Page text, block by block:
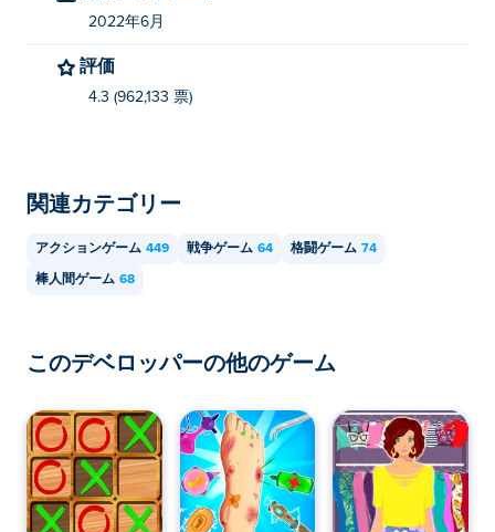
2022年6月
評価
4.3 (962,133 票)
関連カテゴリー
アクションゲーム 449 戦争ゲーム 64 格闘ゲーム 74
棒人間ゲーム 68
このデベロッパーの他のゲーム